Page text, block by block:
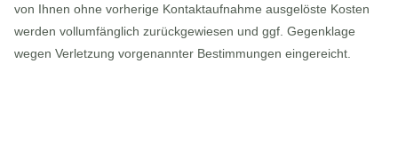
von Ihnen ohne vorherige Kontaktaufnahme ausgelöste Kosten
werden vollumfänglich zurückgewiesen und ggf. Gegenklage
wegen Verletzung vorgenannter Bestimmungen eingereicht.